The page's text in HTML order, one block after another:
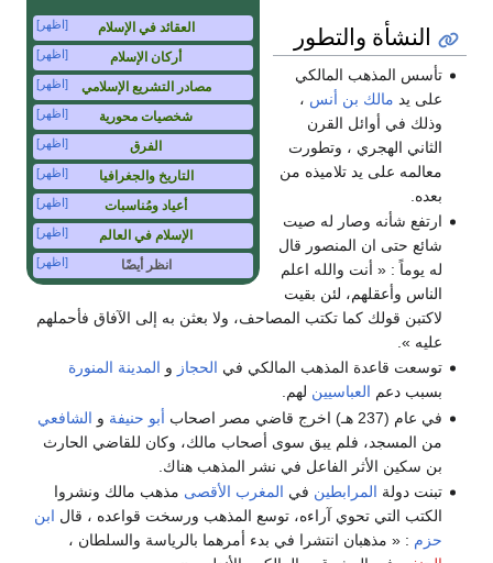
العقائد في الإسلام [اظهر]
أركان الإسلام [اظهر]
مصادر التشريع الإسلامي [اظهر]
شخصيات محورية [اظهر]
الفرق [اظهر]
التاريخ والجغرافيا [اظهر]
أعياد ومُناسبات [اظهر]
الإسلام في العالم [اظهر]
انظر أيضًا [اظهر]
النشأة والتطور
تأسس المذهب المالكي
على يد مالك بن أنس ،
وذلك في أوائل القرن
الثاني الهجري ، وتطورت
معالمه على يد تلاميذه من
بعده.
ارتفع شأنه وصار له صيت
شائع حتى ان المنصور قال
له يوماً : « أنت والله اعلم
الناس وأعقلهم، لئن بقيت
لاكتبن قولك كما تكتب المصاحف، ولا بعثن به إلى الآفاق فأحملهم
عليه ».
توسعت قاعدة المذهب المالكي في الحجاز و المدينة المنورة
بسبب دعم العباسيين لهم.
في عام (237 هـ) اخرج قاضي مصر اصحاب
أبو حنيفة و الشافعي
من المسجد، فلم يبق سوى أصحاب مالك، وكان للقاضي الحارث
بن سكين الأثر الفاعل في نشر المذهب هناك.
تبنت دولة المرابطين في المغرب الأقصى مذهب مالك ونشروا
الكتب التي تحوي آراءه، توسع المذهب ورسخت قواعده ، قال ابن
حزم : « مذهبان انتشرا في بدء أمرهما بالرياسة والسلطان ،